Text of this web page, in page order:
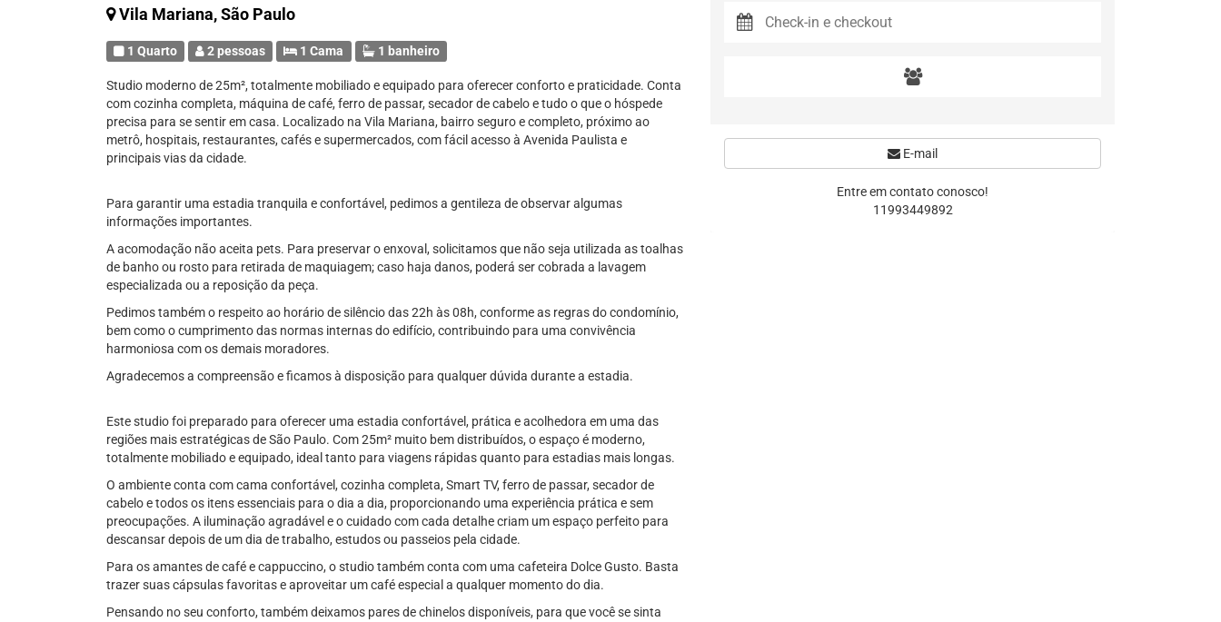
Vila Mariana, São Paulo
1 Quarto 2 pessoas 1 Cama 1 banheiro
Studio moderno de 25m², totalmente mobiliado e equipado para oferecer conforto e praticidade. Conta
com cozinha completa, máquina de café, ferro de passar, secador de cabelo e tudo o que o hóspede
precisa para se sentir em casa. Localizado na Vila Mariana, bairro seguro e completo, próximo ao
metrô, hospitais, restaurantes, cafés e supermercados, com fácil acesso à Avenida Paulista e
principais vias da cidade.
Para garantir uma estadia tranquila e confortável, pedimos a gentileza de observar algumas
informações importantes.
A acomodação não aceita pets. Para preservar o enxoval, solicitamos que não seja utilizada as toalhas
de banho ou rosto para retirada de maquiagem; caso haja danos, poderá ser cobrada a lavagem
especializada ou a reposição da peça.
Pedimos também o respeito ao horário de silêncio das 22h às 08h, conforme as regras do condomínio,
bem como o cumprimento das normas internas do edifício, contribuindo para uma convivência
harmoniosa com os demais moradores.
Agradecemos a compreensão e ficamos à disposição para qualquer dúvida durante a estadia.
Este studio foi preparado para oferecer uma estadia confortável, prática e acolhedora em uma das
regiões mais estratégicas de São Paulo. Com 25m² muito bem distribuídos, o espaço é moderno,
totalmente mobiliado e equipado, ideal tanto para viagens rápidas quanto para estadias mais longas.
O ambiente conta com cama confortável, cozinha completa, Smart TV, ferro de passar, secador de
cabelo e todos os itens essenciais para o dia a dia, proporcionando uma experiência prática e sem
preocupações. A iluminação agradável e o cuidado com cada detalhe criam um espaço perfeito para
descansar depois de um dia de trabalho, estudos ou passeios pela cidade.
Para os amantes de café e cappuccino, o studio também conta com uma cafeteira Dolce Gusto. Basta
trazer suas cápsulas favoritas e aproveitar um café especial a qualquer momento do dia.
Pensando no seu conforto, também deixamos pares de chinelos disponíveis, para que você se sinta
E-mail
Entre em contato conosco!
11993449892